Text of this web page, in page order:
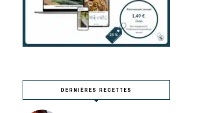
DERNIÈRES RECETTES